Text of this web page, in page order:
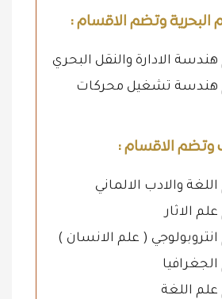
البحرية وتضم الاقسام :
الادارة والنقل البحري
تشغيل محركات
وتضم الاقسام :
والادب الالماني
الاثار
( علم الانسان )
اللغة